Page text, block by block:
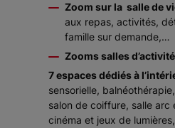
Zoom sur la salle de
aux repas, activités,
famille sur demande,…
Zooms salles
7 espaces dédiés à
sensorielle,
salon de coiffure, salle arc
cinéma et jeux de